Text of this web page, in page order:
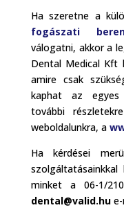
Ha szeretne a
fogászati
válogatni, akkor a
Dental Medical Kft
amire csak
kaphat az egyes
további
weboldalunkra, a
Ha kérdései
minket a 06-1/
dental@valid.hue-